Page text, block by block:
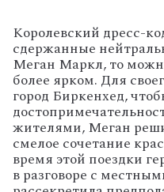
Королевский дресс-
сдержанные
Меган Маркл, то
более ярком. Для
город Биркенхед,
жителями, Меган
смелое сочетание
время этой поездки
в разговоре с